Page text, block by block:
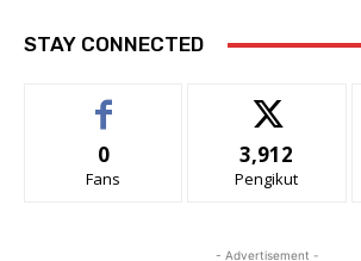
STAY CONNECTED
0
Fans
3,912
Pengikut
- Advertisement -